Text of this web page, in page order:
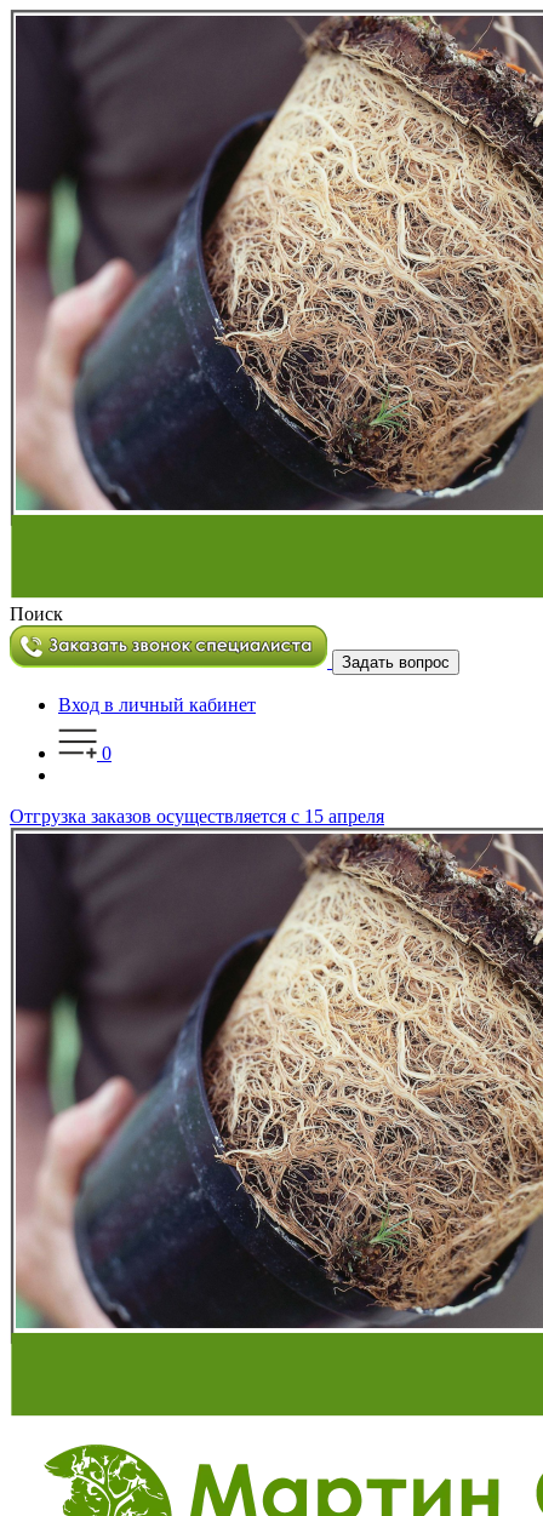
Поиск
Задать вопрос
Вход в личный кабинет
0
Отгрузка заказов осуществляется с 15 апреля